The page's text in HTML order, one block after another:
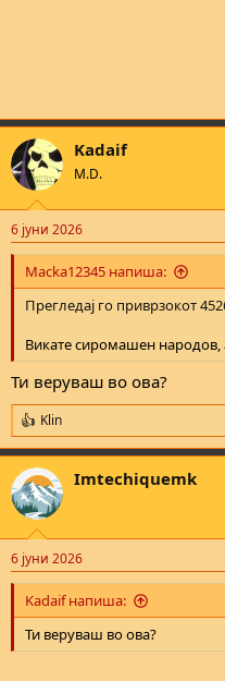
Kadaif
M.D.
6 јуни 2026
Macka12345 напиша:
Прегледај го приврзокот
Викате сиромашен народов,
Ти веруваш во ова?
R
e
a
c
t
i
n
s
:
Klin
Imtechiquemk
6 јуни 2026
Kadaif напиша:
Ти веруваш во ова?